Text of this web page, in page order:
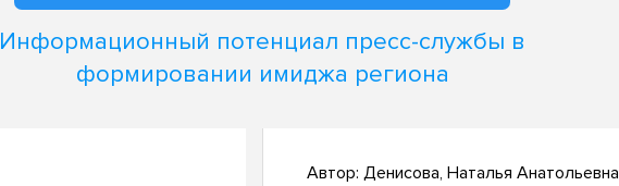
Информационный потенциал пресс-службы в
формировании имиджа региона
Автор: Денисова, Наталья Анатольевна